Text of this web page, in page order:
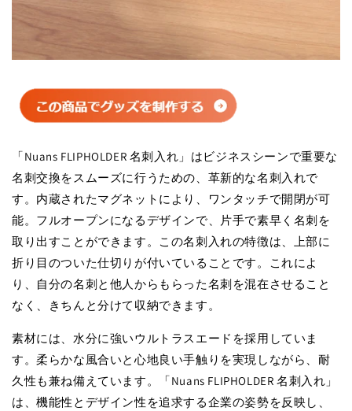
「Nuans FLIPHOLDER 名刺入れ」はビジネスシーンで重要な
名刺交換をスムーズに行うための、革新的な名刺入れで
す。内蔵されたマグネットにより、ワンタッチで開閉が可
能。フルオープンになるデザインで、片手で素早く名刺を
取り出すことができます。この名刺入れの特徴は、上部に
折り目のついた仕切りが付いていることです。これによ
り、自分の名刺と他人からもらった名刺を混在させること
なく、きちんと分けて収納できます。
素材には、水分に強いウルトラスエードを採用していま
す。柔らかな風合いと心地良い手触りを実現しながら、耐
久性も兼ね備えています。「Nuans FLIPHOLDER 名刺入れ」
は、機能性とデザイン性を追求する企業の姿勢を反映し、